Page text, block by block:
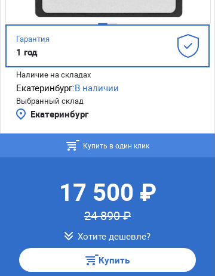
Гарантия
1 год
Наличие на складах
Екатеринбург:В наличии
Выбранный склад
Екатеринбург
Купить в один клик
17 500 ₽
24 890 ₽
Хотите дешевле?
Купить